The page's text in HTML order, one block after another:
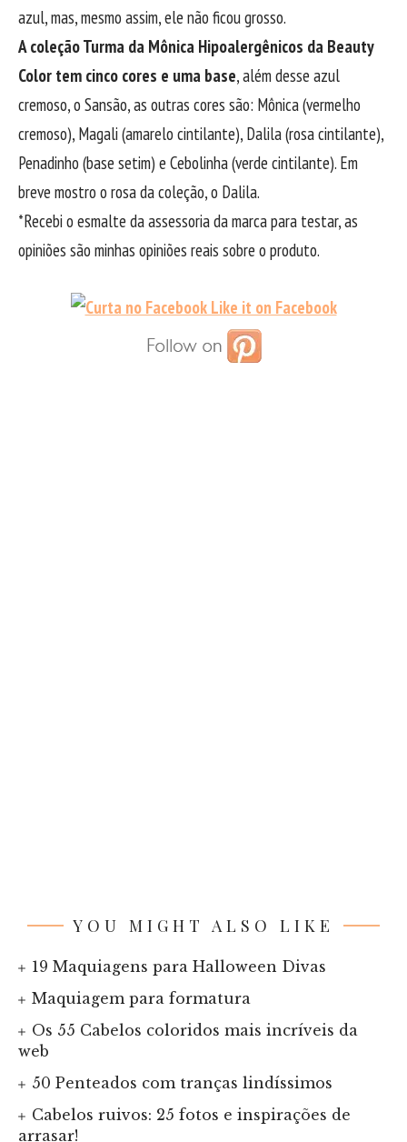
azul, mas, mesmo assim, ele não ficou grosso.
A coleção Turma da Mônica Hipoalergênicos da Beauty
Color tem cinco cores e uma base, além desse azul
cremoso, o Sansão, as outras cores são: Mônica (vermelho
cremoso), Magali (amarelo cintilante), Dalila (rosa cintilante),
Penadinho (base setim) e Cebolinha (verde cintilante). Em
breve mostro o rosa da coleção, o Dalila.
*Recebi o esmalte da assessoria da marca para testar, as
opiniões são minhas opiniões reais sobre o produto.
YOU MIGHT ALSO LIKE
19 Maquiagens para Halloween Divas
Maquiagem para formatura
Os 55 Cabelos coloridos mais incríveis da
web
50 Penteados com tranças lindíssimos
Cabelos ruivos: 25 fotos e inspirações de
arrasar!